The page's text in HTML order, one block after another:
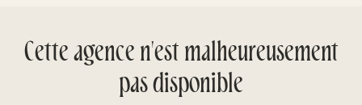
Cette agence n'est malheureusement
pas disponible